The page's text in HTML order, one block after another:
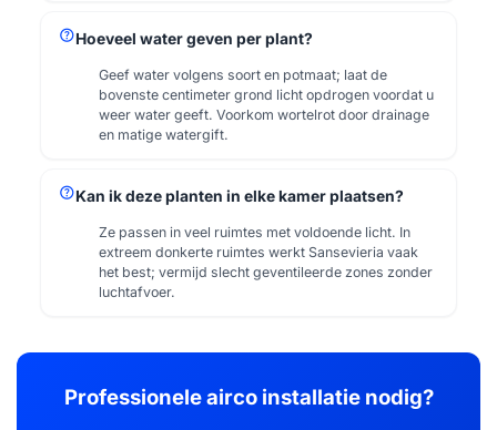
helpHoeveel water geven per plant?
Geef water volgens soort en potmaat; laat de
bovenste centimeter grond licht opdrogen voordat u
weer water geeft. Voorkom wortelrot door drainage
en matige watergift.
helpKan ik deze planten in elke kamer plaatsen?
Ze passen in veel ruimtes met voldoende licht. In
extreem donkerte ruimtes werkt Sansevieria vaak
het best; vermijd slecht geventileerde zones zonder
luchtafvoer.
Professionele airco installatie nodig?